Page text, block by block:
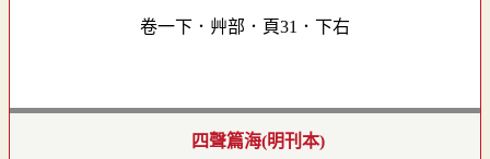
卷一下．艸部．頁31．下右
四聲篇海(明刊本)